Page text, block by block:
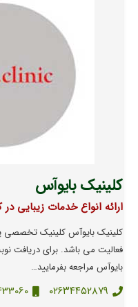
کلینیک بایوآس
ارائه انواع خدمات زیبایی
کلینیک بایوآس کلینیک
فعالیت می باشد. برای دریافت
بایوآس مراجعه بفرمایید…
۰۲۶۳۴۴۵۲۸۷۹